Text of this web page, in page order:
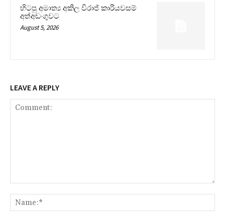
හිටපු අමාත්‍ය අකිල විරාජ් කාරියවසම්
අත්අඩංගුවට
August 5, 2026
LEAVE A REPLY